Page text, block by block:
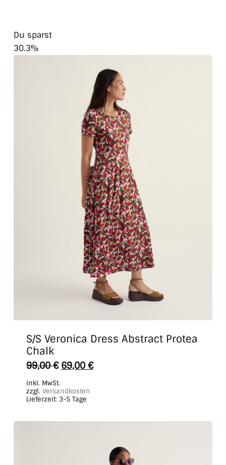
Du sparst
30.3%
S/S Veronica Dress Abstract Protea
Chalk
99,00€ 69,00 €
Optionen
inkl. MwSt.
zzgl. Versandkosten
Lieferzeit: 3-5 Tage